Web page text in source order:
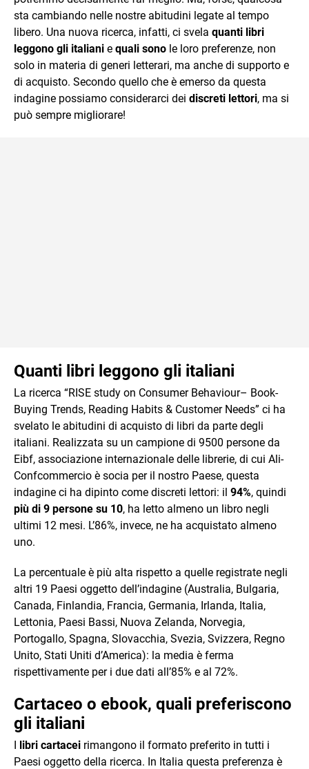
sta cambiando nelle nostre abitudini legate al tempo
libero. Una nuova ricerca, infatti, ci svela quanti libri
leggono gli italiani e quali sono le loro preferenze, non
solo in materia di generi letterari, ma anche di supporto e
di acquisto. Secondo quello che è emerso da questa
indagine possiamo considerarci dei discreti lettori, ma si
può sempre migliorare!
Quanti libri leggono gli italiani
La ricerca “RISE study on Consumer Behaviour– Book-
Buying Trends, Reading Habits & Customer Needs” ci ha
svelato le abitudini di acquisto di libri da parte degli
italiani. Realizzata su un campione di 9500 persone da
Eibf, associazione internazionale delle librerie, di cui Ali-
Confcommercio è socia per il nostro Paese, questa
indagine ci ha dipinto come discreti lettori: il 94%, quindi
più di 9 persone su 10, ha letto almeno un libro negli
ultimi 12 mesi. L’86%, invece, ne ha acquistato almeno
uno.
La percentuale è più alta rispetto a quelle registrate negli
altri 19 Paesi oggetto dell’indagine (Australia, Bulgaria,
Canada, Finlandia, Francia, Germania, Irlanda, Italia,
Lettonia, Paesi Bassi, Nuova Zelanda, Norvegia,
Portogallo, Spagna, Slovacchia, Svezia, Svizzera, Regno
Unito, Stati Uniti d’America): la media è ferma
rispettivamente per i due dati all’85% e al 72%.
Cartaceo o ebook, quali preferiscono
gli italiani
I libri cartacei rimangono il formato preferito in tutti i
Paesi oggetto della ricerca. In Italia questa preferenza è